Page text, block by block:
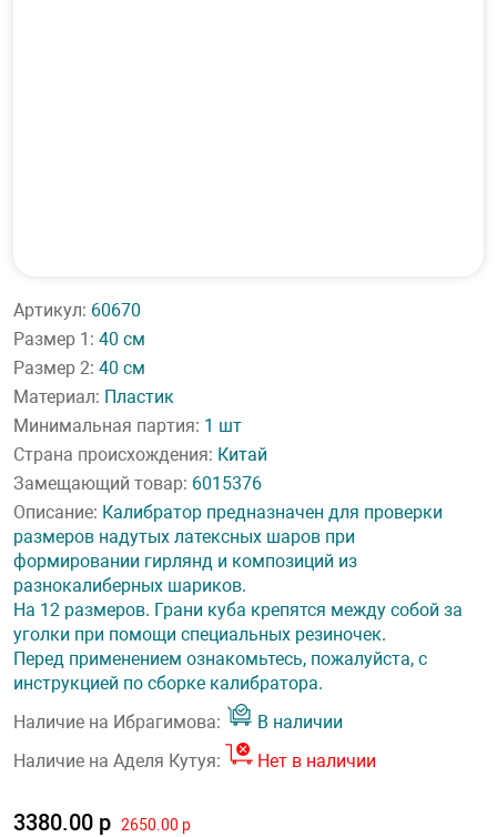
Артикул: 60670
Размер 1: 40 см
Размер 2: 40 см
Материал: Пластик
Минимальная партия: 1 шт
Страна происхождения: Китай
Замещающий товар: 6015376
Описание: Калибратор предназначен для проверки
размеров надутых латексных шаров при
формировании гирлянд и композиций из
разнокалиберных шариков.
На 12 размеров. Грани куба крепятся между собой за
уголки при помощи специальных резиночек.
Перед применением ознакомьтесь, пожалуйста, с
инструкцией по сборке калибратора.
Наличие на Ибрагимова:
В наличии
Наличие на Аделя Кутуя:
Нет в наличии
3380.00 р 2650.00 р